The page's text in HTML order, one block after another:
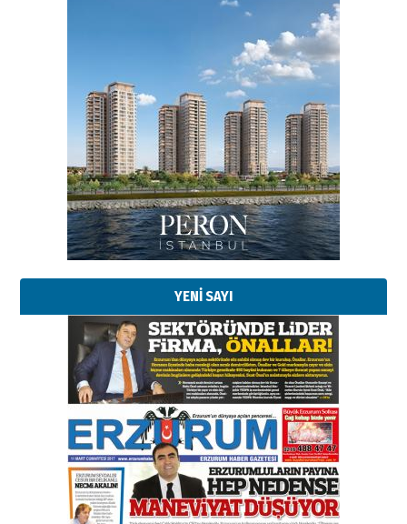
YENİ SAYI
Esat BİNDESEN
Başkan Sekmen’den Erzurum’a
bir vizyon proje daha!